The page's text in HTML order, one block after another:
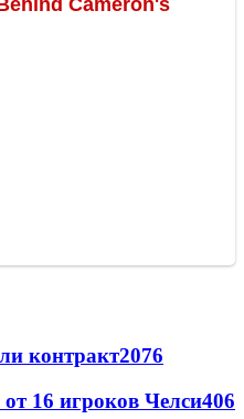
контракт2076
16 игроков Челси406